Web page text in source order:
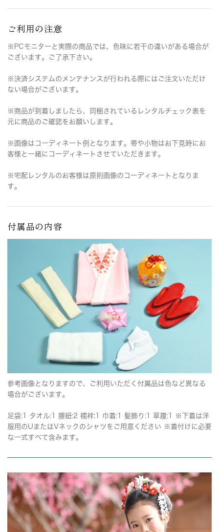
ご利用の注意
※PCモニターと実際の商品では、色味に若干の違いがある場合が
ございます。ご了承下さい。
※決済システムのメンテナンスが行われる際にはご注文いただけ
ない場合がございます。
※商品が到着しましたら、同梱されているレンタルチェック表を
元に商品のご確認をお願いします。
※画像はコーディネート例となります。帯や小物はお下見時にお
客様と一緒にコーディネートさせていただきます。
※宅配レンタルのお客様は原則画像のコーディネートとなりま
す。
付属品の内容
参考画像となりますので、ご利用いただく付属品は色など異なる
場合がございます。
足袋:1 タオル:1 腰紐:2 襦袢:1 巾着:1 髪飾り:1 草履:1 ※下着は洋
服用のUまたはVネックのシャツをご用意ください ※着付けに必要
な一式すべて含みます。